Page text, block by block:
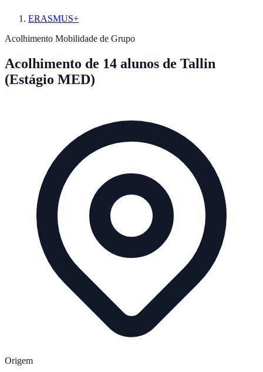
ERASMUS+
Acolhimento Mobilidade de Grupo
Acolhimento de 14 alunos de Tallin
(Estágio MED)
Origem